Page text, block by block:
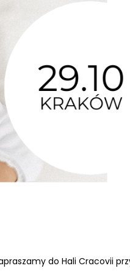
do Hali Cracovii